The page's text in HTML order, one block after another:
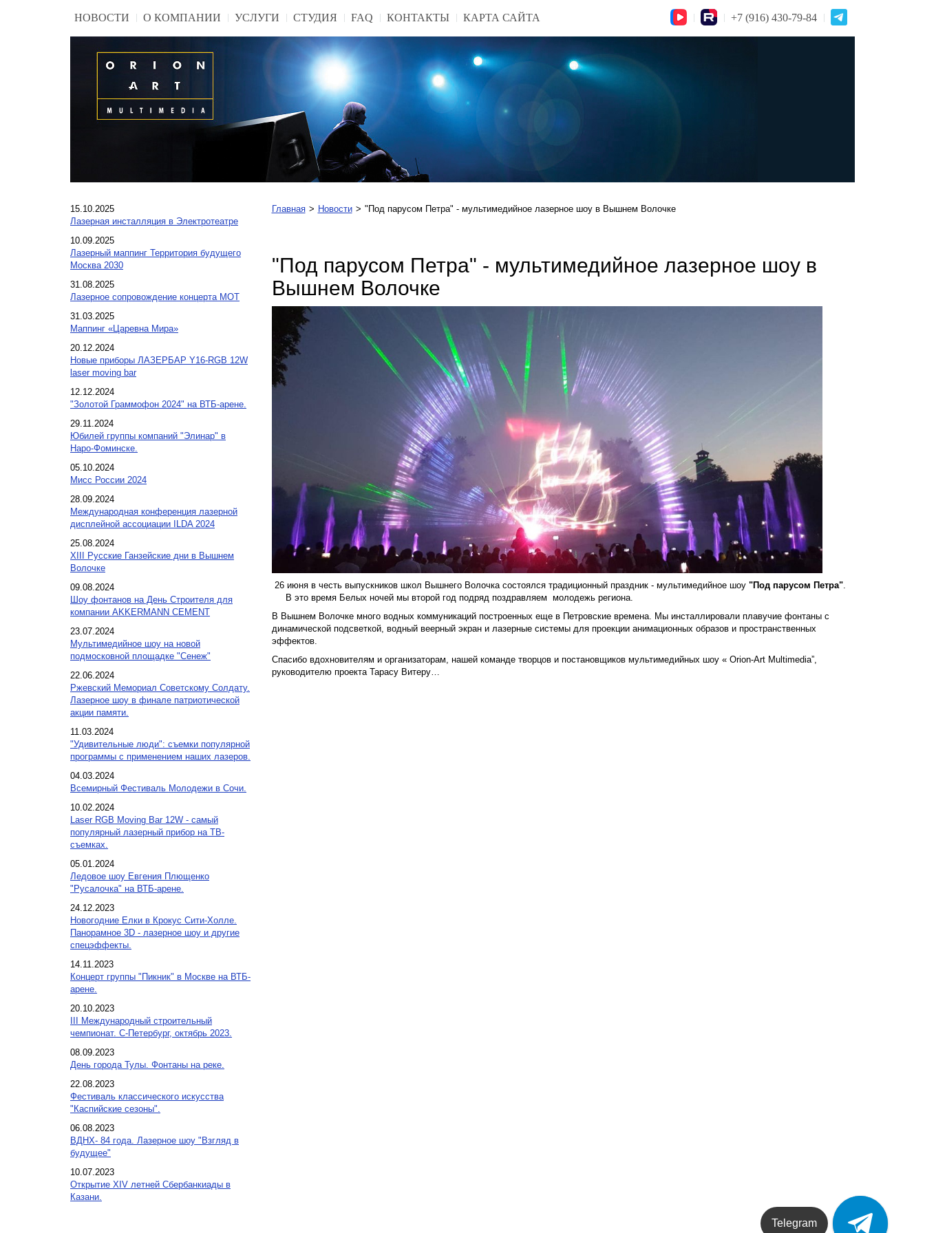
НОВОСТИ О КОМПАНИИ УСЛУГИ СТУДИЯ FAQ КОНТАКТЫ КАРТА САЙТА +7 (916) 430-79-84
Главная Новости "Под парусом Петра" - мультимедийное лазерное шоу в Вышнем Волочке
"Под парусом Петра" - мультимедийное лазерное шоу в
Вышнем Волочке
26 июня в честь выпускников школ Вышнего Волочка состоялся традиционный праздник - мультимедийное шоу "Под парусом Петра".
В это время Белых ночей мы второй год подряд поздравляем молодежь региона.
В Вышнем Волочке много водных коммуникаций построенных еще в Петровские времена. Мы инсталлировали плавучие фонтаны с
динамической подсветкой, водный веерный экран и лазерные системы для проекции анимационных образов и пространственных
эффектов.
Спасибо вдохновителям и организаторам, нашей команде творцов и постановщиков мультимедийных шоу « Orion-Art Multimedia”,
руководителю проекта Тарасу Витеру…
15.10.2025
Лазерная инсталляция в Электротеатре
10.09.2025
Лазерный маппинг Территория будущего
Москва 2030
31.08.2025
Лазерное сопровождение концерта МОТ
31.03.2025
Маппинг «Царевна Мира»
20.12.2024
Новые приборы ЛАЗЕРБАР Y16-RGB 12W
laser moving bar
12.12.2024
"Золотой Граммофон 2024" на ВТБ-арене.
29.11.2024
Юбилей группы компаний "Элинар" в
Наро-Фоминске.
05.10.2024
Мисс России 2024
28.09.2024
Международная конференция лазерной
дисплейной ассоциации ILDA 2024
25.08.2024
XIII Русские Ганзейские дни в Вышнем
Волочке
09.08.2024
Шоу фонтанов на День Строителя для
компании AKKERMANN CEMENT
23.07.2024
Мультимедийное шоу на новой
подмосковной площадке "Сенеж"
22.06.2024
Ржевский Мемориал Советскому Солдату.
Лазерное шоу в финале патриотической
акции памяти.
11.03.2024
"Удивительные люди": съемки популярной
программы с применением наших лазеров.
04.03.2024
Всемирный Фестиваль Молодежи в Сочи.
10.02.2024
Laser RGB Moving Bar 12W - самый
популярный лазерный прибор на ТВ-
съемках.
05.01.2024
Ледовое шоу Евгения Плющенко
"Русалочка" на ВТБ-арене.
24.12.2023
Новогодние Елки в Крокус Сити-Холле.
Панорамное 3D - лазерное шоу и другие
спецэффекты.
14.11.2023
Концерт группы "Пикник" в Москве на ВТБ-
арене.
20.10.2023
III Международный строительный
чемпионат. С-Петербург, октябрь 2023.
08.09.2023
День города Тулы. Фонтаны на реке.
22.08.2023
Фестиваль классического искусства
"Каспийские сезоны".
06.08.2023
ВДНХ- 84 года. Лазерное шоу "Взгляд в
будущее"
10.07.2023
Открытие XIV летней Сбербанкиады в
Казани.
Telegram